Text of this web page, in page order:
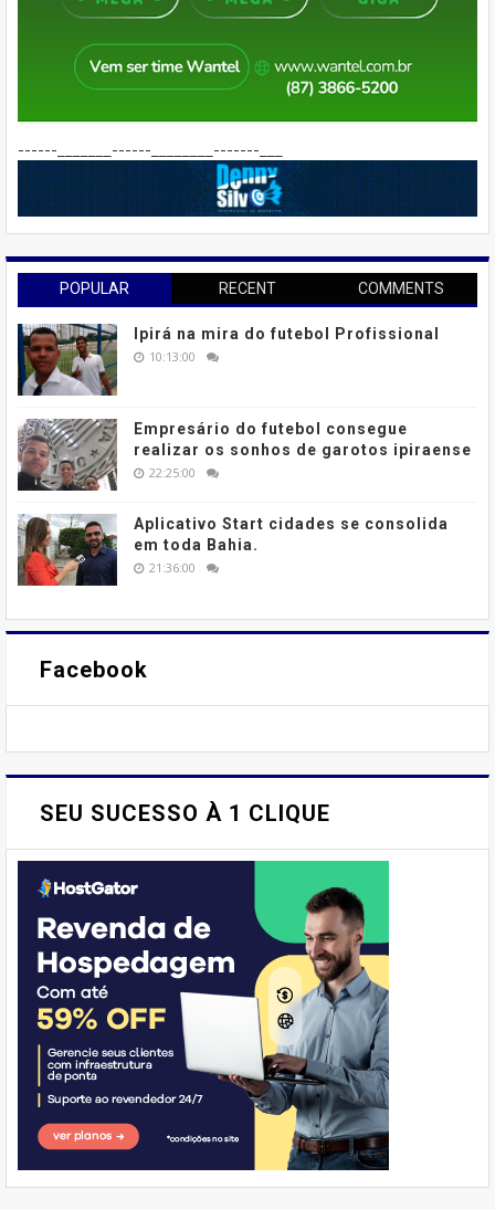
------_______------________-------___
POPULAR RECENT COMMENTS
Ipirá na mira do futebol Profissional
10:13:00
Empresário do futebol consegue
realizar os sonhos de garotos ipiraense
22:25:00
Aplicativo Start cidades se consolida
em toda Bahia.
21:36:00
Facebook
SEU SUCESSO À 1 CLIQUE
E AÍ, PESSOAL! VOCÊ JÁ